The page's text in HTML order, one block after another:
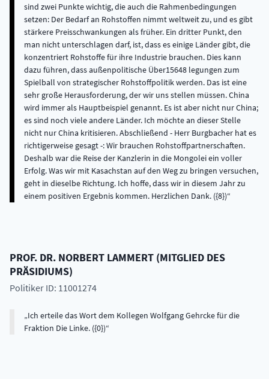
sind zwei Punkte wichtig, die auch die Rahmenbedingungen
setzen: Der Bedarf an Rohstoffen nimmt weltweit zu, und es gibt
stärkere Preisschwankungen als früher. Ein dritter Punkt, den
man nicht unterschlagen darf, ist, dass es einige Länder gibt, die
konzentriert Rohstoffe für ihre Industrie brauchen. Dies kann
dazu führen, dass außenpolitische Über15648 legungen zum
Spielball von strategischer Rohstoffpolitik werden. Das ist eine
sehr große Herausforderung, der wir uns stellen müssen. China
wird immer als Hauptbeispiel genannt. Es ist aber nicht nur China;
es sind noch viele andere Länder. Ich möchte an dieser Stelle
nicht nur China kritisieren. Abschließend - Herr Burgbacher hat es
richtigerweise gesagt -: Wir brauchen Rohstoffpartnerschaften.
Deshalb war die Reise der Kanzlerin in die Mongolei ein voller
Erfolg. Was wir mit Kasachstan auf den Weg zu bringen versuchen,
geht in dieselbe Richtung. Ich hoffe, dass wir in diesem Jahr zu
einem positiven Ergebnis kommen. Herzlichen Dank. ({8})
PROF. DR. NORBERT LAMMERT (MITGLIED DES
PRÄSIDIUMS)
Politiker ID: 11001274
Ich erteile das Wort dem Kollegen Wolfgang Gehrcke für die
Fraktion Die Linke. ({0})